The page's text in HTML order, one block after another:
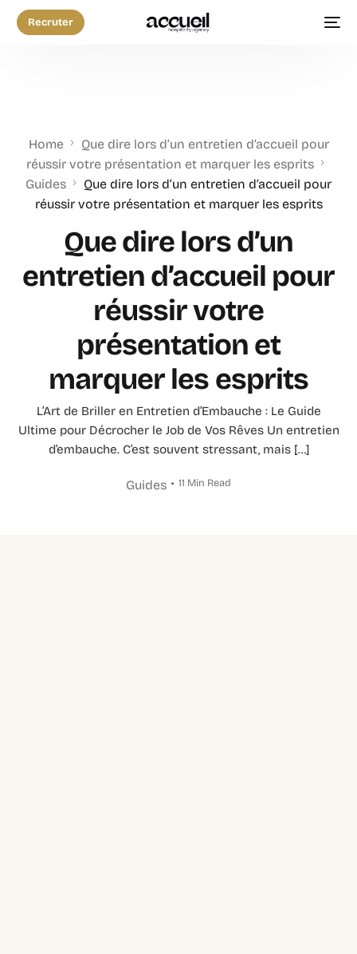
Recruter
Home
Que dire lors d’un entretien d’accueil pour
réussir votre présentation et marquer les esprits
Guides
Que dire lors d’un entretien d’accueil pour
réussir votre présentation et marquer les esprits
Que dire lors d’un
entretien d’accueil pour
réussir votre
présentation et
marquer les esprits
L’Art de Briller en Entretien d’Embauche : Le Guide
Ultime pour Décrocher le Job de Vos Rêves Un entretien
d’embauche. C’est souvent stressant, mais […]
Guides 11 Min Read